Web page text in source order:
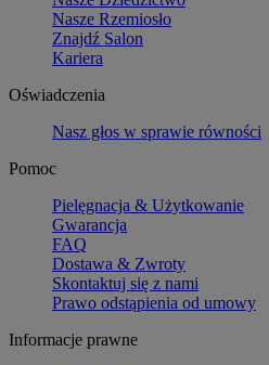
Nasze Rzemiosło
Znajdź Salon
Kariera
Oświadczenia
Nasz głos w sprawie równości
Pomoc
Pielęgnacja & Użytkowanie
Gwarancja
FAQ
Dostawa & Zwroty
Skontaktuj się z nami
Prawo odstąpienia od umowy
Informacje prawne